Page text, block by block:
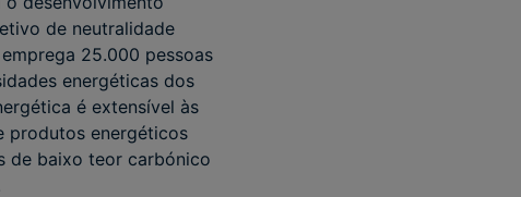
de neutralidade
25.000 pessoas
energéticas dos
é extensível às
produtos energéticos
de baixo teor carbónico